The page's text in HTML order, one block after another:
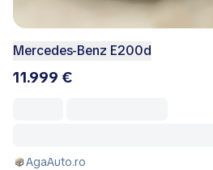
Mercedes-Benz E200d
11.999 €
AgaAuto.ro